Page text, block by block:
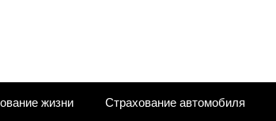
жизни Страхование автомобиля